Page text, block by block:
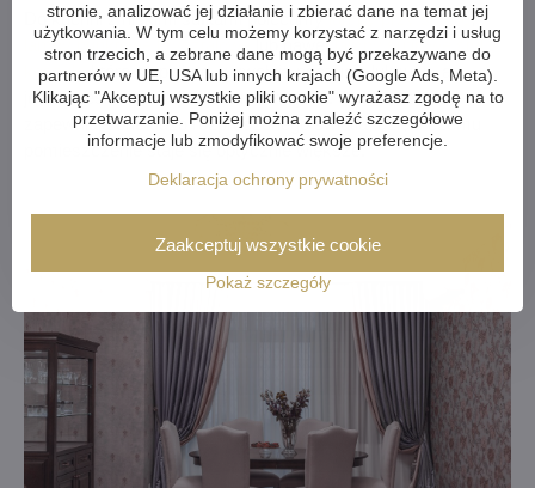
Do kuchni z niskimi sufitami polecamylampy przy suficie,
lampy punktowe kryształowelub nawetlampy sufitowe styl
koszyk, które są piękne, wywołują poczucie luksusu, a
jednocześnie nie zajmują dużo miejsca. Jednocześnie
zapewniają one dużo rozproszonego światła, dzięki czemu
pomieszczenie staje się optycznie większe.
stronie, analizować jej działanie i zbierać dane na temat jej
użytkowania. W tym celu możemy korzystać z narzędzi i usług
stron trzecich, a zebrane dane mogą być przekazywane do
partnerów w UE, USA lub innych krajach (Google Ads, Meta).
Klikając "Akceptuj wszystkie pliki cookie" wyrażasz zgodę na to
przetwarzanie. Poniżej można znaleźć szczegółowe
informacje lub zmodyfikować swoje preferencje.
Deklaracja ochrony prywatności
Pokaż szczegóły
Zaakceptuj wszystkie cookie